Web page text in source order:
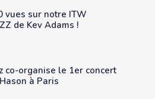
vues sur notre ITW
de Kev Adams !
co-organise le 1er concert
à Paris